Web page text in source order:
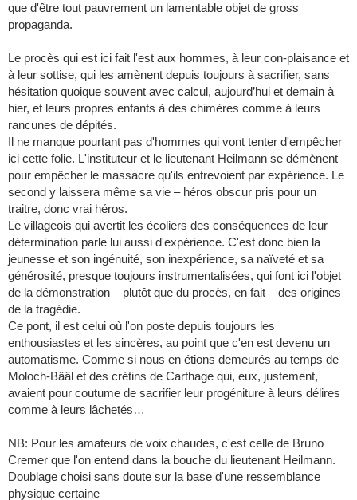
que d'être tout pauvrement un lamentable objet de gross
propaganda.
Le procès qui est ici fait l'est aux hommes, à leur con-plaisance et
à leur sottise, qui les amènent depuis toujours à sacrifier, sans
hésitation quoique souvent avec calcul, aujourd’hui et demain à
hier, et leurs propres enfants à des chimères comme à leurs
rancunes de dépités.
Il ne manque pourtant pas d'hommes qui vont tenter d'empêcher
ici cette folie. L'instituteur et le lieutenant Heilmann se démènent
pour empêcher le massacre qu'ils entrevoient par expérience. Le
second y laissera même sa vie – héros obscur pris pour un
traitre, donc vrai héros.
Le villageois qui avertit les écoliers des conséquences de leur
détermination parle lui aussi d'expérience. C'est donc bien la
jeunesse et son ingénuité, son inexpérience, sa naïveté et sa
générosité, presque toujours instrumentalisées, qui font ici l'objet
de la démonstration – plutôt que du procès, en fait – des origines
de la tragédie.
Ce pont, il est celui où l'on poste depuis toujours les
enthousiastes et les sincères, au point que c'en est devenu un
automatisme. Comme si nous en étions demeurés au temps de
Moloch-Bââl et des crétins de Carthage qui, eux, justement,
avaient pour coutume de sacrifier leur progéniture à leurs délires
comme à leurs lâchetés…
NB: Pour les amateurs de voix chaudes, c'est celle de Bruno
Cremer que l'on entend dans la bouche du lieutenant Heilmann.
Doublage choisi sans doute sur la base d'une ressemblance
physique certaine